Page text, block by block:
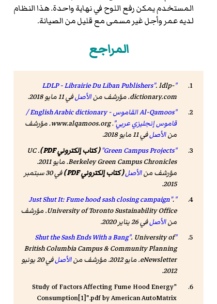
المستخدم يمكن رفع اللوح في نهاية واحدة. هذا النظام
لديه عمر وأجل غير مسمى مع قليل من الصيانة.
المراجع
"LDLP - Librairie Du Liban Publishers"
.ldlp-
dictionary.com. مؤرشف منالأصلفي 11 مايو 2018
.
"Al-Qamoos القاموس - English Arabic dictionary /
قاموس إنجليزي عربي".
www.alqamoos.org. مؤرشف
منالأصلفي 11 مايو 2018
.
"Green Campus Projects"
( كتاب إلكتروني PDF ) .
UC
Berkeley Green Campus Chronicles
. مايو 2011.
مؤرشف منالأصل( كتاب إلكتروني PDF )
في 30 سبتمبر
2015.
"Just Shut It: Fume hood sash closing campaign"
.
University of Toronto Sustainability Office. مؤرشف
منالأصلفي 26 يناير 2020
.
"Shut the Sash Ends With a Bang"
. University of
British Columbia Campus & Community Planning
eNewsletter. مايو 2012. مؤرشف من الأصل
في 20 يونيو
2012
.
"Study of Factors Affecting Fume Hood Energy
Consumption[1]".pdf by American AutoMatrix